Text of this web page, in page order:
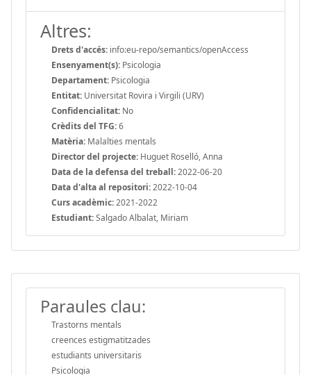
Altres:
Drets d'accés: info:eu-repo/semantics/openAccess
Ensenyament(s): Psicologia
Departament: Psicologia
Entitat: Universitat Rovira i Virgili (URV)
Confidencialitat: No
Crèdits del TFG:6
Matèria: Malalties mentals
Director del projecte: Huguet Roselló, Anna
Data de la defensa del treball:2022-06-20
Data d'alta al repositori:2022-10-04
Curs acadèmic:2021-2022
Estudiant:Salgado Albalat, Miriam
Paraules clau:
Trastorns mentals
creences estigmatitzades
estudiants universitaris
Psicologia